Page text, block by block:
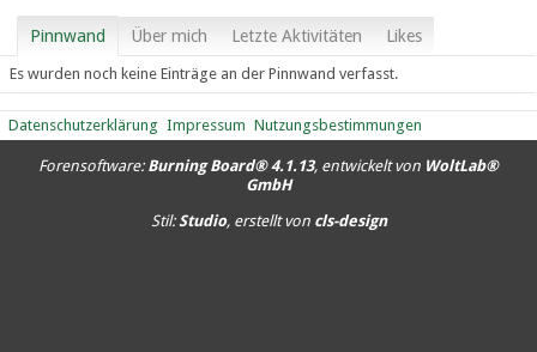
Pinnwand Über mich Letzte Aktivitäten Likes
Es wurden noch keine Einträge an der Pinnwand verfasst.
Datenschutzerklärung Impressum Nutzungsbestimmungen
Forensoftware: Burning Board® 4.1.13, entwickelt von WoltLab®
GmbH
Stil:Studio, erstellt von cls-design